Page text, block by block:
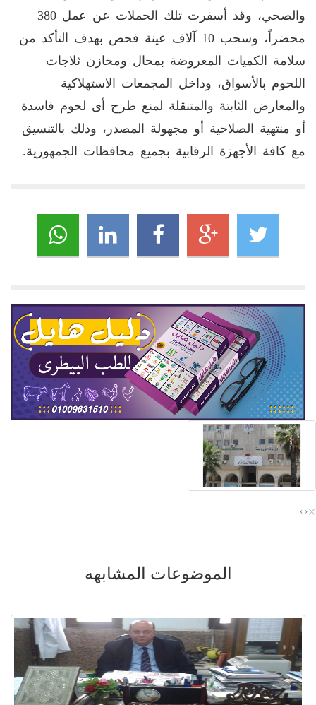
والصحي، وقد أسفرت تلك الحملات عن عمل 380
محضراً، وسحب 10 آلاف عينة فحص بهدف التأكد من
سلامة الكميات المعروضة بمحال ومخازن ثلاجات
اللحوم بالأسواق، وداخل المجمعات الاستهلاكية
والمعارض الثابتة والمتنقلة لمنع طرح أى لحوم فاسدة
أو منتهية الصلاحية أو مجهولة المصدر، وذلك بالتنسيق
مع كافة الأجهزة الرقابية بجميع محافظات الجمهورية.
‹
› ×
الموضوعات المشابهه